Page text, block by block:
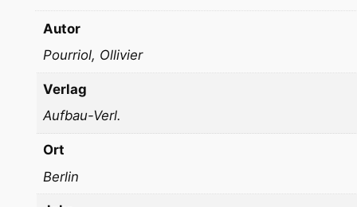
Autor
Pourriol, Ollivier
Verlag
Aufbau-Verl.
Ort
Berlin